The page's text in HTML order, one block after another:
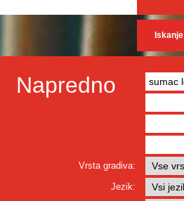
Iskanje
Napredno
Vrsta gradiva:
Jezik: